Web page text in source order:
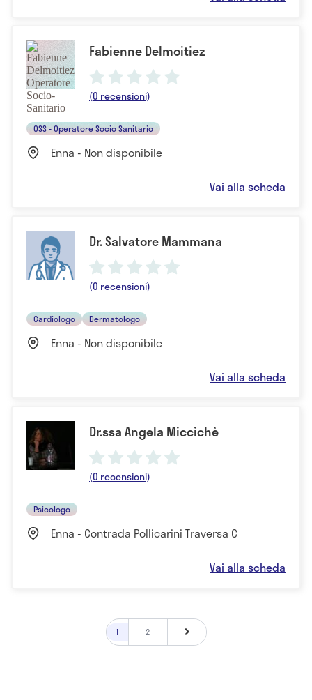
Fabienne Delmoitiez
(0 recensioni)
OSS - Operatore Socio Sanitario
Enna - Non disponibile
Vai alla scheda
Dr. Salvatore Mammana
(0 recensioni)
Cardiologo Dermatologo
Enna - Non disponibile
Vai alla scheda
Dr.ssa Angela Miccichè
(0 recensioni)
Psicologo
Enna - Contrada Pollicarini Traversa C
Vai alla scheda
1 2